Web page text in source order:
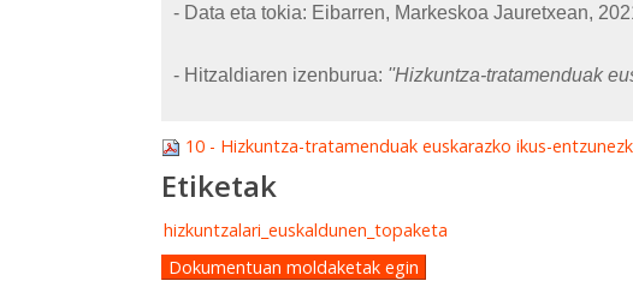
- Data eta tokia: Eibarren, Markeskoa Jauretxean,
- Hitzaldiaren izenburua: ''Hizkuntza-tratamenduak
10 - Hizkuntza-tratamenduak euskarazko ikus-
Etiketak
hizkuntzalari_euskaldunen_topaketa
Dokumentuan moldaketak egin